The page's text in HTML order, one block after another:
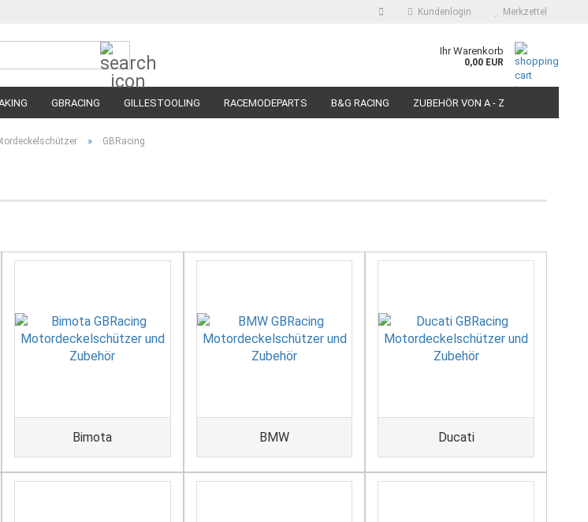
Kundenlogin
Passwort vergessen?
Merkzettel
Ihr Warenkorb
0,00 EUR
GBRACING GILLESTOOLING RACEMODEPARTS B&G RACING ZUBEHÖR VON A - Z
FÜR MOTORRÄDER
» GBRacing
Bimota BMW Ducati